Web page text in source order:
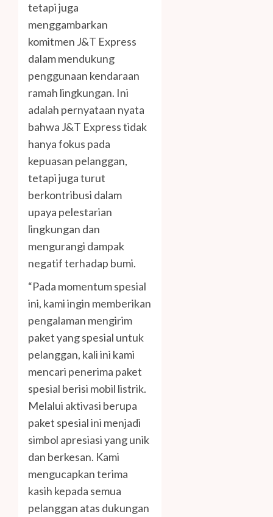
tetapi juga
menggambarkan
komitmen J&T Express
dalam mendukung
penggunaan kendaraan
ramah lingkungan. Ini
adalah pernyataan nyata
bahwa J&T Express tidak
hanya fokus pada
kepuasan pelanggan,
tetapi juga turut
berkontribusi dalam
upaya pelestarian
lingkungan dan
mengurangi dampak
negatif terhadap bumi.
“Pada momentum spesial
ini, kami ingin memberikan
pengalaman mengirim
paket yang spesial untuk
pelanggan, kali ini kami
mencari penerima paket
spesial berisi mobil listrik.
Melalui aktivasi berupa
paket spesial ini menjadi
simbol apresiasi yang unik
dan berkesan. Kami
mengucapkan terima
kasih kepada semua
pelanggan atas dukungan